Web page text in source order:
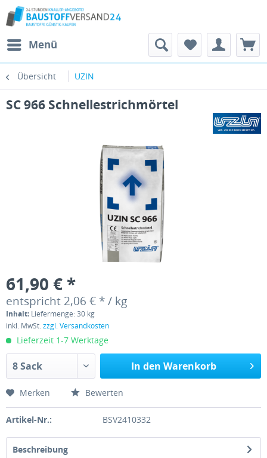
Menü
Übersicht UZIN
SC 966 Schnellestrichmörtel
61,90 € *
entspricht 2,06 € * / kg
Inhalt: Liefermenge: 30 kg
inkl. MwSt.zzgl. Versandkosten
Lieferzeit 1-7 Werktage
In den Warenkorb
Merken Bewerten
Artikel-Nr.: BSV2410332
Beschreibung